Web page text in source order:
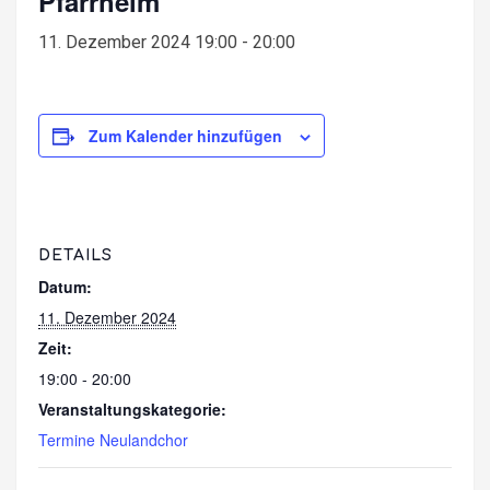
11. Dezember 2024 19:00 - 20:00
Zum Kalender hinzufügen
DETAILS
Datum:
11. Dezember 2024
Zeit:
19:00 - 20:00
Veranstaltungskategorie:
Termine Neulandchor